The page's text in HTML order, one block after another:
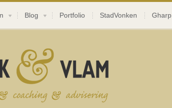
Blog Portfolio StadVonken Gharp